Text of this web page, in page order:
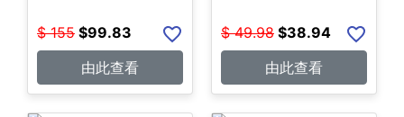
$ 155 $99.83
由此查看
$ 49.98 $38.94
由此查看